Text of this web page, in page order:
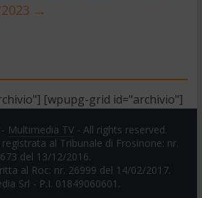
→
[wpupg-grid id="archivio"]
Multimedia TV - All rights reserved.
al Tribunale di Frosinone: nr.
del 13/12/2016.
al Roc: nr. 26999 del 14/02/2017.
Srl - P.I. 01849060601.